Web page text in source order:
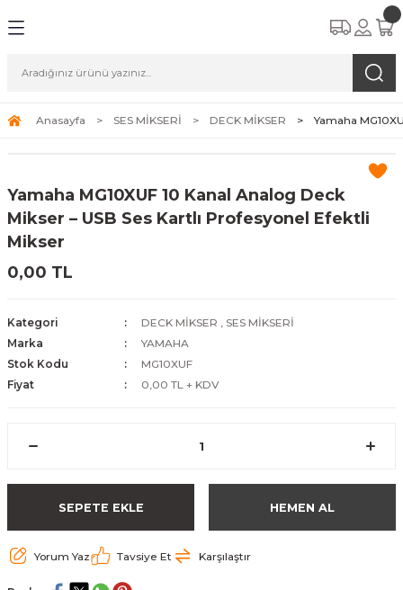
Anasayfa SES MİKSERİ DECK MİKSER Yamaha
Yamaha MG10XUF 10 Kanal Analog Deck
Mikser – USB Ses Kartlı Profesyonel Efektli
Mikser
0,00 TL
Kategori DECK MİKSER , SES MİKSERİ
Marka
YAMAHA
Stok Kodu
MG10XUF
Fiyat
0,00 TL + KDV
SEPETE EKLE HEMEN AL
Yorum Yaz Tavsiye Et Karşılaştır